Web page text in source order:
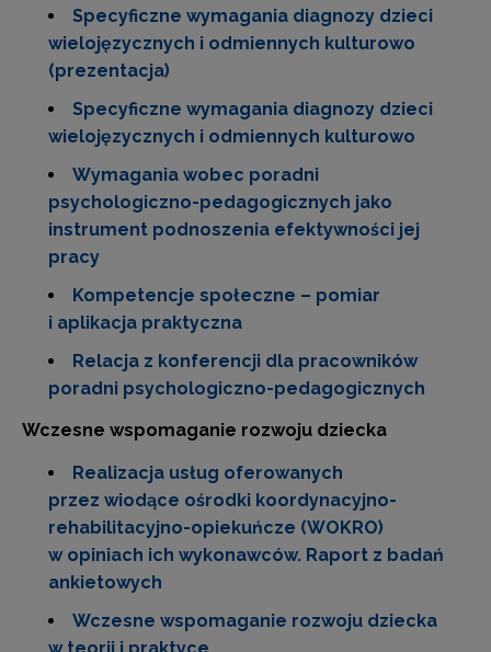
Specyficzne wymagania diagnozy dzieci
wielojęzycznych i odmiennych kulturowo
(prezentacja)
Specyficzne wymagania diagnozy dzieci
wielojęzycznych i odmiennych kulturowo
Wymagania wobec poradni
psychologiczno-pedagogicznych jako
instrument podnoszenia efektywności jej
pracy
Kompetencje społeczne – pomiar
i aplikacja praktyczna
Relacja z konferencji dla pracowników
poradni psychologiczno-pedagogicznych
Wczesne wspomaganie rozwoju dziecka
Realizacja usług oferowanych
przez wiodące ośrodki koordynacyjno-
rehabilitacyjno-opiekuńcze (WOKRO)
w opiniach ich wykonawców. Raport z badań
ankietowych
Wczesne wspomaganie rozwoju dziecka